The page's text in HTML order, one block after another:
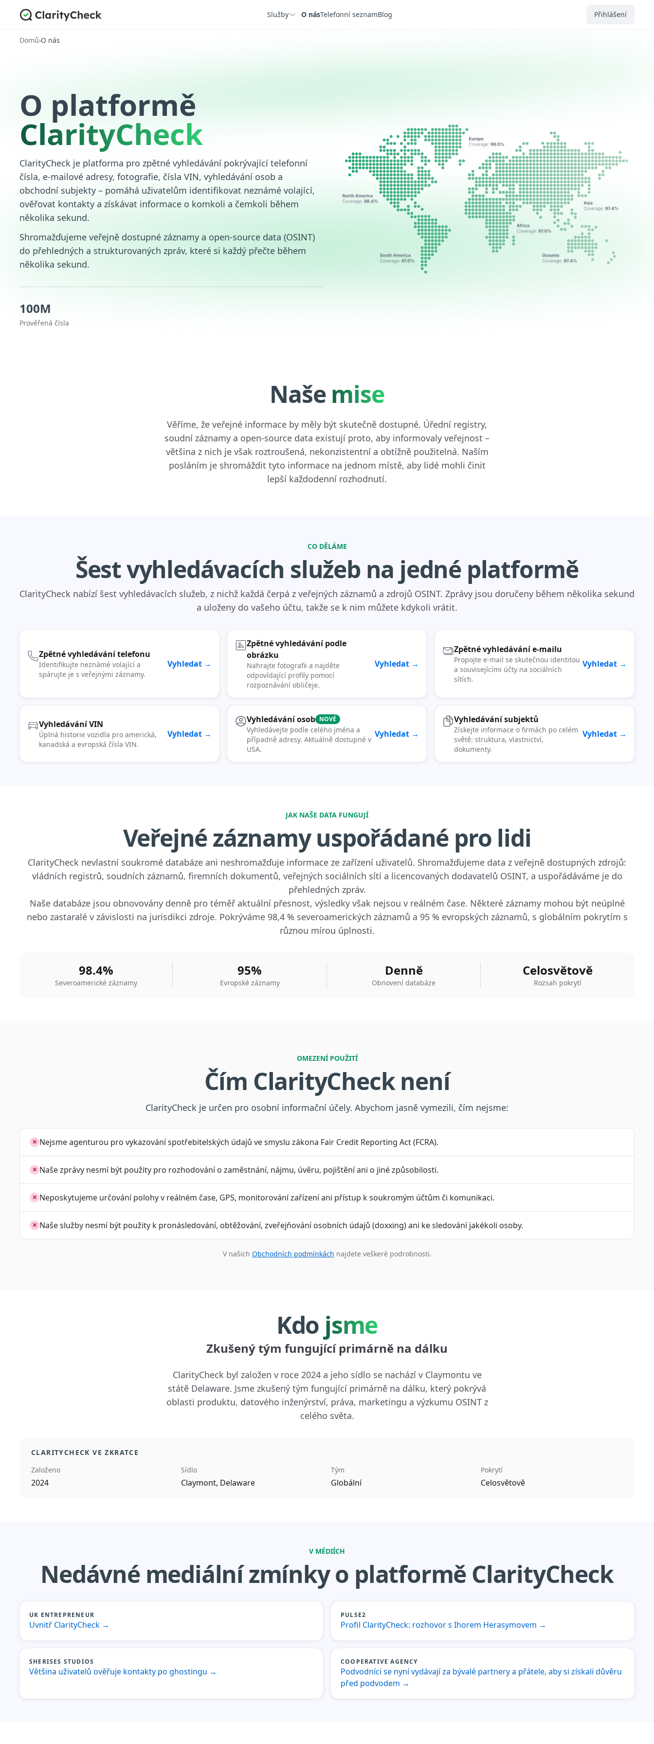
Služby O násTelefonní seznamBlog Přihlášení
Domů›O nás
O platformě
ClarityCheck
ClarityCheck je platforma pro zpětné vyhledávání pokrývající telefonní
čísla, e-mailové adresy, fotografie, čísla VIN, vyhledávání osob a
obchodní subjekty – pomáhá uživatelům identifikovat neznámé volající,
ověřovat kontakty a získávat informace o komkoli a čemkoli během
několika sekund.
Shromažďujeme veřejně dostupné záznamy a open-source data (OSINT)
do přehledných a strukturovaných zpráv, které si každý přečte během
několika sekund.
100M
Prověřená čísla
Naše mise
Věříme, že veřejné informace by měly být skutečně dostupné. Úřední registry,
soudní záznamy a open-source data existují proto, aby informovaly veřejnost –
většina z nich je však roztroušená, nekonzistentní a obtížně použitelná. Naším
posláním je shromáždit tyto informace na jednom místě, aby lidé mohli činit
lepší každodenní rozhodnutí.
CO DĚLÁME
Šest vyhledávacích služeb na jedné platformě
ClarityCheck nabízí šest vyhledávacích služeb, z nichž každá čerpá z veřejných záznamů a zdrojů OSINT. Zprávy jsou doručeny během několika sekund
a uloženy do vašeho účtu, takže se k nim můžete kdykoli vrátit.
Zpětné vyhledávání telefonu
Identifikujte neznámé volající a
spárujte je s veřejnými záznamy.
Vyhledat →
Zpětné vyhledávání podle
obrázku
Nahrajte fotografii a najděte
odpovídající profily pomocí
rozpoznávání obličeje.
Vyhledat →
Zpětné vyhledávání e-mailu
Propojte e-mail se skutečnou identitou
a souvisejícími účty na sociálních
sítích.
Vyhledat →
Vyhledávání VIN
Úplná historie vozidla pro americká,
kanadská a evropská čísla VIN.
Vyhledat →
Vyhledávání osob NOVÉ
Vyhledávejte podle celého jména a
případně adresy. Aktuálně dostupné v
USA.
Vyhledat →
Vyhledávání subjektů
Získejte informace o firmách po celém
světě: struktura, vlastnictví,
dokumenty.
Vyhledat →
JAK NAŠE DATA FUNGUJÍ
Veřejné záznamy uspořádané pro lidi
ClarityCheck nevlastní soukromé databáze ani neshromažďuje informace ze zařízení uživatelů. Shromažďujeme data z veřejně dostupných zdrojů:
vládních registrů, soudních záznamů, firemních dokumentů, veřejných sociálních sítí a licencovaných dodavatelů OSINT, a uspořádáváme je do
přehledných zpráv.
Naše databáze jsou obnovovány denně pro téměř aktuální přesnost, výsledky však nejsou v reálném čase. Některé záznamy mohou být neúplné
nebo zastaralé v závislosti na jurisdikci zdroje. Pokrýváme 98,4 % severoamerických záznamů a 95 % evropských záznamů, s globálním pokrytím s
různou mírou úplnosti.
98.4%
Severoamerické záznamy
95%
Evropské záznamy
Denně
Obnovení databáze
Celosvětově
Rozsah pokrytí
OMEZENÍ POUŽITÍ
Čím ClarityCheck není
ClarityCheck je určen pro osobní informační účely. Abychom jasně vymezili, čím nejsme:
✕ Nejsme agenturou pro vykazování spotřebitelských údajů ve smyslu zákona Fair Credit Reporting Act (FCRA).
✕ Naše zprávy nesmí být použity pro rozhodování o zaměstnání, nájmu, úvěru, pojištění ani o jiné způsobilosti.
✕ Neposkytujeme určování polohy v reálném čase, GPS, monitorování zařízení ani přístup k soukromým účtům či komunikaci.
✕ Naše služby nesmí být použity k pronásledování, obtěžování, zveřejňování osobních údajů (doxxing) ani ke sledování jakékoli osoby.
V našich Obchodních podmínkách najdete veškeré podrobnosti.
Kdo jsme
Zkušený tým fungující primárně na dálku
ClarityCheck byl založen v roce 2024 a jeho sídlo se nachází v Claymontu ve
státě Delaware. Jsme zkušený tým fungující primárně na dálku, který pokrývá
oblasti produktu, datového inženýrství, práva, marketingu a výzkumu OSINT z
celého světa.
CLARITYCHECK VE ZKRATCE
Založeno
2024
Sídlo
Claymont, Delaware
Tým
Globální
Pokrytí
Celosvětově
V MÉDIÍCH
Nedávné mediální zmínky o platformě ClarityCheck
UK ENTREPRENEUR
Uvnitř ClarityCheck →
PULSE2
Profil ClarityCheck: rozhovor s Ihorem Herasymovem →
SHERISES STUDIOS
Většina uživatelů ověřuje kontakty po ghostingu →
COOPERATIVE AGENCY
Podvodníci se nyní vydávají za bývalé partnery a přátele, aby si získali důvěru
před podvodem →